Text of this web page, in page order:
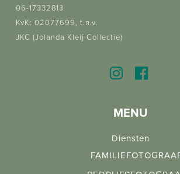
06-17332813
KvK: 02077699, t.n.v.
JKC (Jolanda Kleij Collectie)
MENU
Diensten